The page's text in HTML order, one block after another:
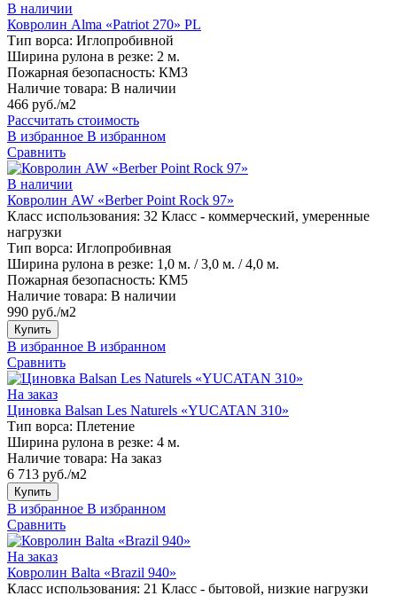
В наличии
Ковролин Alma «Patriot 270» PL
Тип ворса: Иглопробивной
Ширина рулона в резке: 2 м.
Пожарная безопасность: КМ3
Наличие товара: В наличии
466 руб./м2
Рассчитать стоимость
В избранное В избранном
Сравнить
В наличии
Ковролин AW «Berber Point Rock 97»
Класс использования: 32 Класс - коммерческий, умеренные
нагрузки
Тип ворса: Иглопробивная
Ширина рулона в резке: 1,0 м. / 3,0 м. / 4,0 м.
Пожарная безопасность: КМ5
Наличие товара: В наличии
990 руб./м2
Купить
В избранное В избранном
Сравнить
На заказ
Циновка Balsan Les Naturels «YUCATAN 310»
Тип ворса: Плетение
Ширина рулона в резке: 4 м.
Наличие товара: На заказ
6 713 руб./м2
Купить
В избранное В избранном
Сравнить
На заказ
Ковролин Balta «Brazil 940»
Класс использования: 21 Класс - бытовой, низкие нагрузки